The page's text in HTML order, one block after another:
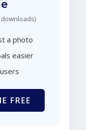
downloads)
a photo
easier
FREE